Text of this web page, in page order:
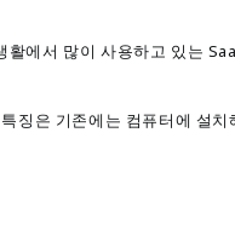
활에서 많이 사용하고 있는
징은 기존에는 컴퓨터에 설